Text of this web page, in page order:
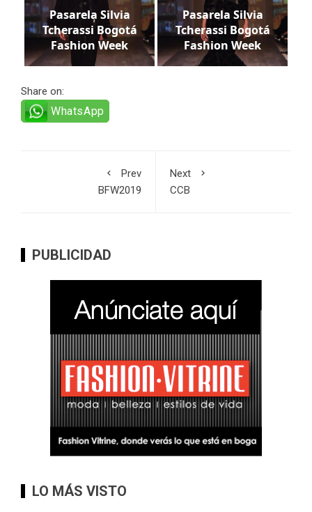
Pasarela Silvia
Tcherassi Bogotá
Fashion Week
Pasarela Silvia
Tcherassi Bogotá
Fashion Week
Share on:
WhatsApp
Prev
BFW2019
Next
CCB
PUBLICIDAD
LO MÁS VISTO